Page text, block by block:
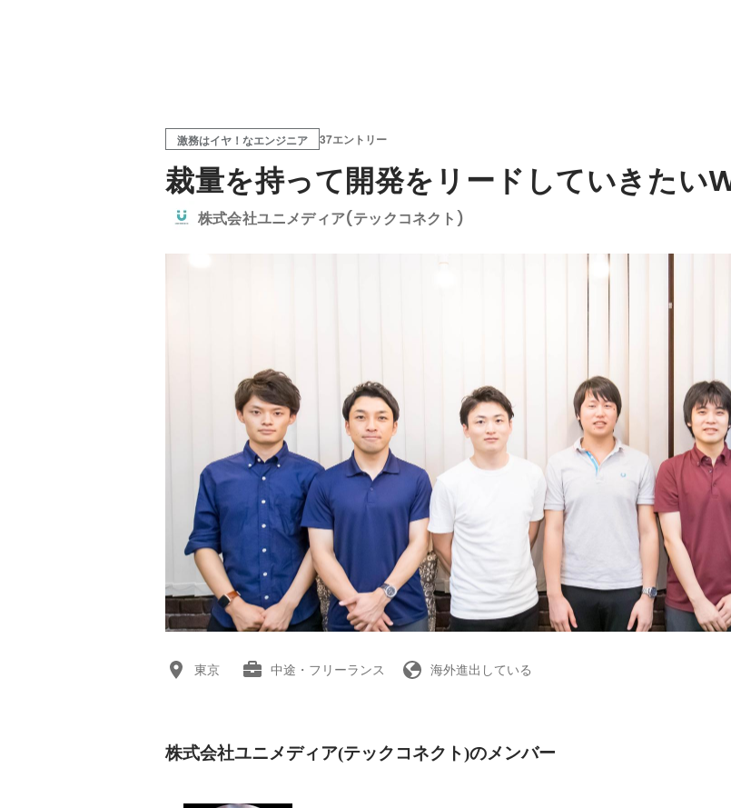
激務はイヤ！なエンジニア 37エントリー
裁量を持って開発をリードしていきたい
株式会社ユニメディア(テックコネクト)
東京 中途・フリーランス 海外進出している
株式会社ユニメディア(テックコネクト)のメンバー